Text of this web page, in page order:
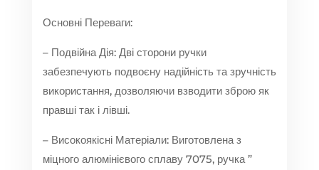
Основні Переваги:
– Подвійна Дія: Дві сторони ручки
забезпечують подвоєну надійність та зручність
використання, дозволяючи взводити зброю як
правші так і лівші.
– Високоякісні Матеріали: Виготовлена з
міцного алюмінієвого сплаву 7075, ручка ”